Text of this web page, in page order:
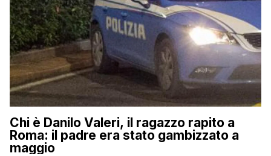
Chi è Danilo Valeri, il ragazzo rapito a
Roma: il padre era stato gambizzato a
maggio